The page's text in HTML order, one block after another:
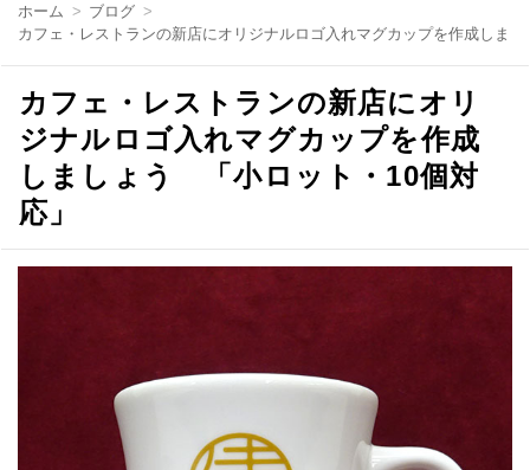
ホーム
ブログ
カフェ・レストランの新店にオリジナルロゴ入れマグカップを作成しま
カフェ・レストランの新店にオリ
ジナルロゴ入れマグカップを作成
しましょう 「小ロット・10個対
応」